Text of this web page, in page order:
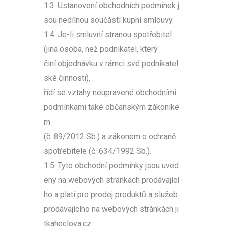
1.3. Ustanovení obchodních podmínek j
sou nedílnou součástí kupní smlouvy.
1.4. Je-li smluvní stranou spotřebitel
(jiná osoba, než podnikatel, který
činí objednávku v rámci své podnikatel
ské činnosti),
řídí se vztahy neupravené obchodními
podmínkami také občanským zákoníke
m
(č. 89/2012 Sb.) a zákonem o ochraně
spotřebitele (č. 634/1992 Sb.).
1.5. Tyto obchodní podmínky jsou uved
eny na webových stránkách prodávající
ho a platí pro prodej produktů a služeb
prodávajícího na webových stránkách ji
tkaheclova.cz